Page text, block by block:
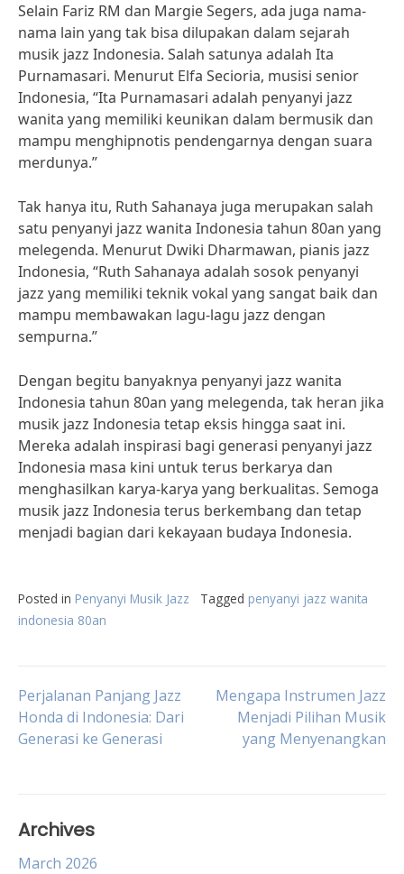
Selain Fariz RM dan Margie Segers, ada juga nama-
nama lain yang tak bisa dilupakan dalam sejarah
musik jazz Indonesia. Salah satunya adalah Ita
Purnamasari. Menurut Elfa Secioria, musisi senior
Indonesia, “Ita Purnamasari adalah penyanyi jazz
wanita yang memiliki keunikan dalam bermusik dan
mampu menghipnotis pendengarnya dengan suara
merdunya.”
Tak hanya itu, Ruth Sahanaya juga merupakan salah
satu penyanyi jazz wanita Indonesia tahun 80an yang
melegenda. Menurut Dwiki Dharmawan, pianis jazz
Indonesia, “Ruth Sahanaya adalah sosok penyanyi
jazz yang memiliki teknik vokal yang sangat baik dan
mampu membawakan lagu-lagu jazz dengan
sempurna.”
Dengan begitu banyaknya penyanyi jazz wanita
Indonesia tahun 80an yang melegenda, tak heran jika
musik jazz Indonesia tetap eksis hingga saat ini.
Mereka adalah inspirasi bagi generasi penyanyi jazz
Indonesia masa kini untuk terus berkarya dan
menghasilkan karya-karya yang berkualitas. Semoga
musik jazz Indonesia terus berkembang dan tetap
menjadi bagian dari kekayaan budaya Indonesia.
Posted in Penyanyi Musik Jazz Tagged penyanyi jazz wanita
indonesia 80an
Post
navigation
Perjalanan Panjang Jazz
Honda di Indonesia: Dari
Generasi ke Generasi
Mengapa Instrumen Jazz
Menjadi Pilihan Musik
yang Menyenangkan
Archives
March 2026